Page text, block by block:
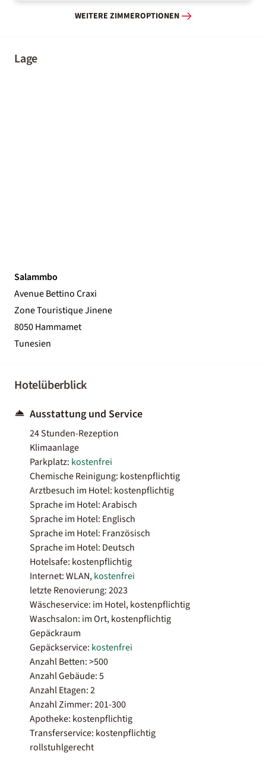
WEITERE ZIMMEROPTIONEN
Lage
Salammbo
Avenue Bettino Craxi
Zone Touristique Jinene
8050 Hammamet
Tunesien
Hotelüberblick
Ausstattung und Service
24 Stunden-Rezeption
Klimaanlage
Parkplatz: kostenfrei
Chemische Reinigung: kostenpflichtig
Arztbesuch im Hotel: kostenpflichtig
Sprache im Hotel: Arabisch
Sprache im Hotel: Englisch
Sprache im Hotel: Französisch
Sprache im Hotel: Deutsch
Hotelsafe: kostenpflichtig
Internet: WLAN,kostenfrei
letzte Renovierung: 2023
Wäscheservice: im Hotel, kostenpflichtig
Waschsalon: im Ort, kostenpflichtig
Gepäckraum
Gepäckservice: kostenfrei
Anzahl Betten: >500
Anzahl Gebäude: 5
Anzahl Etagen: 2
Anzahl Zimmer: 201-300
Apotheke: kostenpflichtig
Transferservice: kostenpflichtig
rollstuhlgerecht